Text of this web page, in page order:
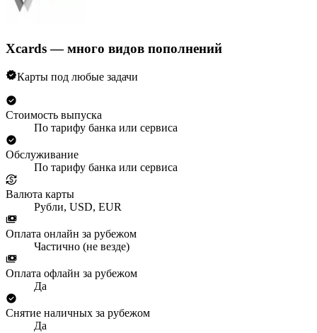
Xcards — много видов пополнений
Карты под любые задачи
Стоимость выпуска
По тарифу банка или сервиса
Обслуживание
По тарифу банка или сервиса
Валюта карты
Рубли, USD, EUR
Оплата онлайн за рубежом
Частично (не везде)
Оплата офлайн за рубежом
Да
Снятие наличных за рубежом
Да